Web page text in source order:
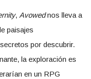
, Avowednos lleva a
paisajes
por descubrir.
la exploración es
en un RPG